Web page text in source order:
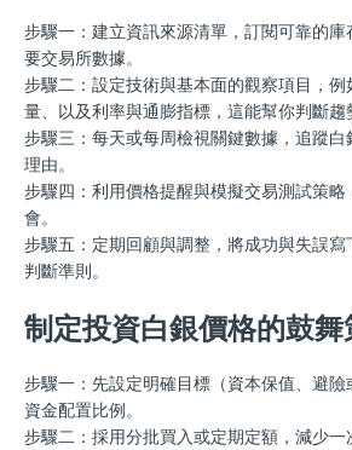
步驟一：建立資訊來源清單，訂閱可靠的
要交易所數據。
步驟二：設定技術與基本面的觀察項目，
量、以及利率與通膨指標，這能幫你判斷趨
步驟三：每天或每周檢視關鍵數據，追蹤
理由。
步驟四：利用價格提醒與模擬交易測試策
會。
步驟五：定期回顧與調整，將成功與失誤
判斷準則。
制定投資白銀價格的鼓舞
步驟一：先設定明確目標（資本保值、避
資金配置比例。
步驟二：採用分批買入或定期定額，減少